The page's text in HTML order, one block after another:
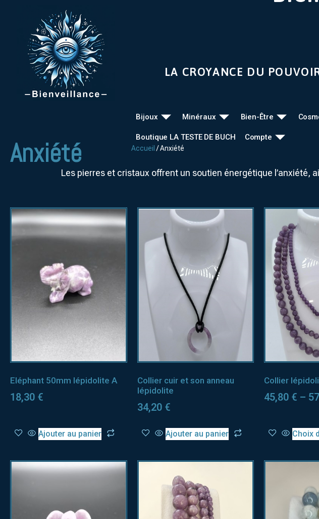
LA CROYANCE DU
Bijoux Minéraux Bien-Être
Boutique LA TESTE DE BUCH Compte
Accueil / Anxiété
Anxiété
Les pierres et cristaux offrent un soutien énergétique l’anxiété,
Eléphant 50mm lépidolite A
18,30 €
Ajouter au panier
Collier cuir et son anneau
lépidolite
34,20 €
Ajouter au panier
Collier
45,80 € –
Choix